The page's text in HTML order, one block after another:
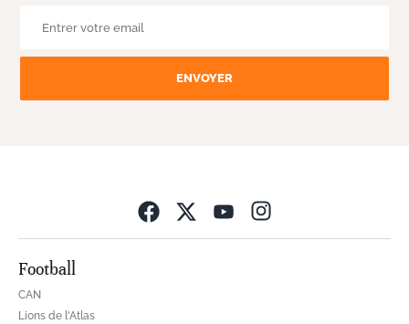
ENVOYER
Football
CAN
Lions de l'Atlas